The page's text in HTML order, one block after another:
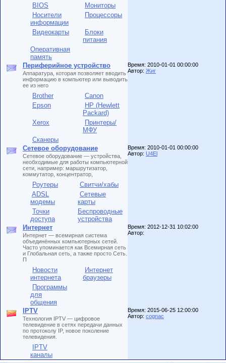
BIOS
Мониторы
Носители
информации
Процессоры
Видеокарты
Блоки
питания
Оперативная
память
Периферийное устройство
Аппаратура, которая позволяет вводить
информацию в компьютер или выводить
ее из него
Brother
Canon
Epson
HP (Hewlett
Packard)
Xerox
Принтеры/
МФУ
Сканеры
Время: 2010-01-01 00:00:00
Автор: Жиг
Сетевое оборудование
Сетевое оборудование — устройства,
необходимые для работы компьютерной
сети, например: маршрутизатор,
коммутатор, концентратор,
Роутеры
Свитчи/хабы
ADSL
модемы
Сетевые
карты
Точки
доступа
Беспроводные
устройства
Время: 2010-01-01 00:00:00
Автор: U4El
Интернет
Интернет — всемирная система
объединённых компьютерных сетей.
Часто упоминается как Всемирная сеть
и Глобальная сеть, а также просто Сеть.
П
Новости
интернета
Интернет
браузеры
Программы
для
общения
Время: 2012-12-31 10:02:00
Автор:
IPTV
Технология IPTV — цифровое
телевидение в сетях передачи данных
по протоколу IP, новое поколение
телевидения.
IPTV
каналы
Время: 2015-06-25 12:00:00
Автор: cognac